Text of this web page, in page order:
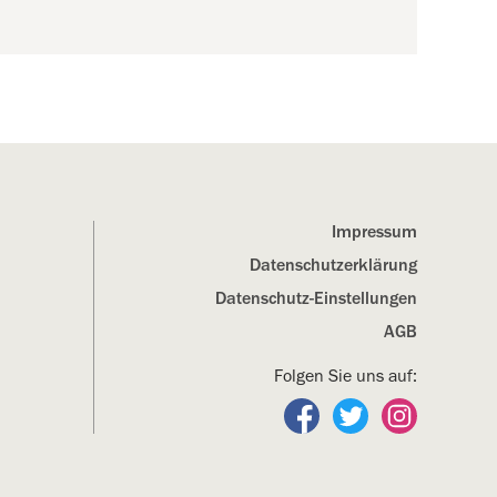
Impressum
Datenschutz­erklärung
Datenschutz-Einstellungen
AGB
Folgen Sie uns auf:
Folgen Sie uns auf
Folgen Sie uns